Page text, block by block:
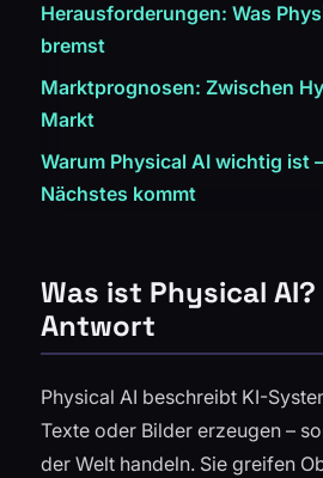
Herausforderungen: Was
bremst
Marktprognosen: Zwischen
Markt
Warum Physical AI wichtig ist
Nächstes kommt
Was ist Physical AI?
Antwort
Physical AI beschreibt KI-
Texte oder Bilder erzeugen –
der Welt handeln. Sie greifen